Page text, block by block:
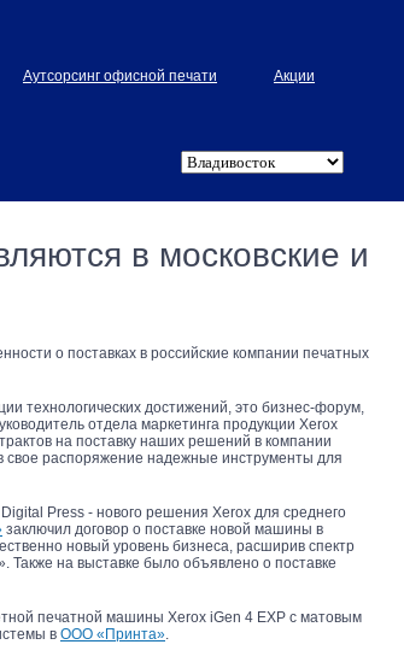
Аутсорсинг офисной печати
Акции
в московские и
о поставках в российские компании печатных
технологических достижений, это бизнес-форум,
отдела маркетинга продукции Xerox
на поставку наших решений в компании
свое распоряжение надежные инструменты для
Press - нового решения Xerox для среднего
заключил договор о поставке новой машины в
новый уровень бизнеса, расширив спектр
на выставке было объявлено о поставке
печатной машины Xerox iGen 4 EXP с матовым
в ООО «Принта».